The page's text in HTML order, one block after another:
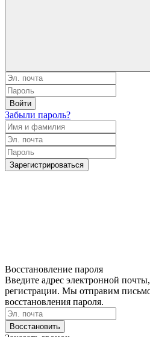
Войти
Забыли пароль?
Зарегистрироваться
Восстановление пароля
Введите адрес электронной
регистрации. Мы отправим
восстановления пароля.
Восстановить